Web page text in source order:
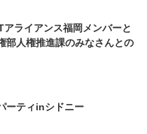
ライアンス福岡メンバーと
部人権推進課のみなさんとの
ーティinシドニー